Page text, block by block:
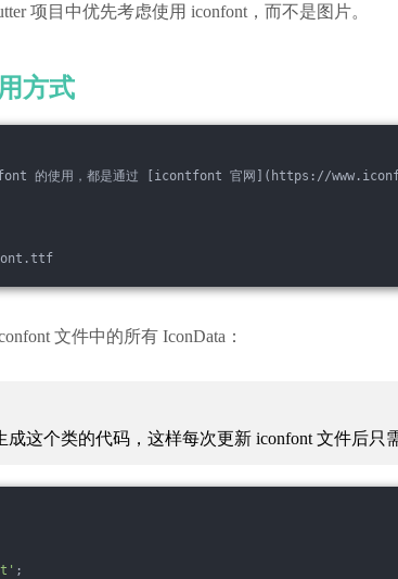
项目中优先考虑使用 iconfont，而不是图片。
方式
的使用，都是通过 [icontfont 官网](https://
文件中的所有 IconData：
这个类的代码，这样每次更新 iconfont 文件后只
;